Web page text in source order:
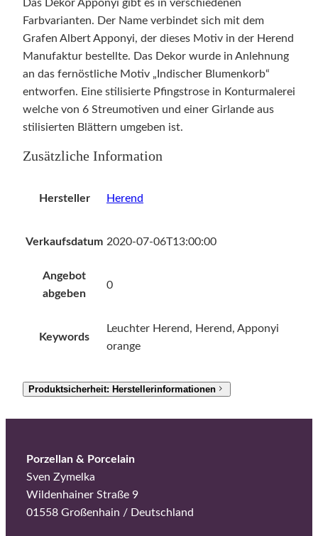
Das Dekor Apponyi gibt es in verschiedenen
Farbvarianten. Der Name verbindet sich mit dem
Grafen Albert Apponyi, der dieses Motiv in der Herend
Manufaktur bestellte. Das Dekor wurde in Anlehnung
an das fernöstliche Motiv „Indischer Blumenkorb“
entworfen. Eine stilisierte Pfingstrose in Konturmalerei
welche von 6 Streumotiven und einer Girlande aus
stilisierten Blättern umgeben ist.
Zusätzliche Information
Hersteller Herend
Verkaufsdatum 2020-07-06T13:00:00
Angebot
abgeben
0
Keywords
Leuchter Herend, Herend, Apponyi
orange
Produktsicherheit: Herstellerinformationen
Porzellan & Porcelain
Sven Zymelka
Wildenhainer Straße 9
01558 Großenhain / Deutschland